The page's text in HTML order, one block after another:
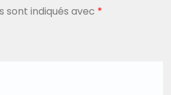
sont indiqués avec *